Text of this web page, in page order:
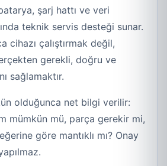
şarj hattı ve veri
teknik servis desteği sunar.
cihazı çalıştırmak değil,
gerekli, doğru ve
sağlamaktır.
olduğunca net bilgi verilir:
mümkün mü, parça gerekir mi,
göre mantıklı mı? Onay